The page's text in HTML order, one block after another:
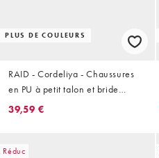
PLUS DE COULEURS
RAID - Cordeliya - Chaussures
en PU à petit talon et bride
arrière - Bleu
39,59 €
Réduc